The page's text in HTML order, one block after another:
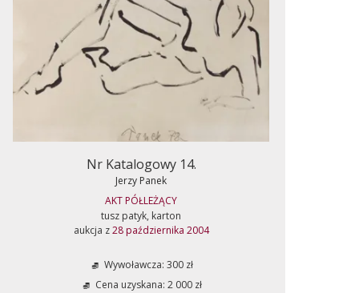
Nr Katalogowy 14.
Jerzy Panek
AKT PÓŁLEŻĄCY
tusz patyk, karton
aukcja z28 października 2004
Wywoławcza: 300 zł
Cena uzyskana: 2 000 zł